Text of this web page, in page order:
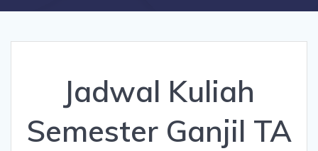
Jadwal Kuliah
Semester Ganjil TA